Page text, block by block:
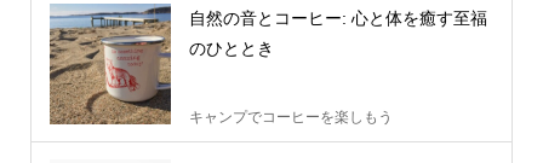
自然の音とコーヒー: 心と体を癒す至福
のひととき
キャンプでコーヒーを楽しもう